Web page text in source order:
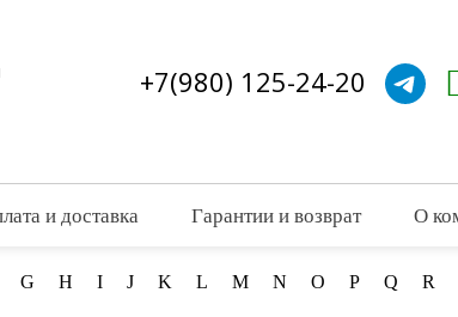
+7(980) 125-24-20
и доставка Гарантии и возврат О
G H I J K L M N O P Q R